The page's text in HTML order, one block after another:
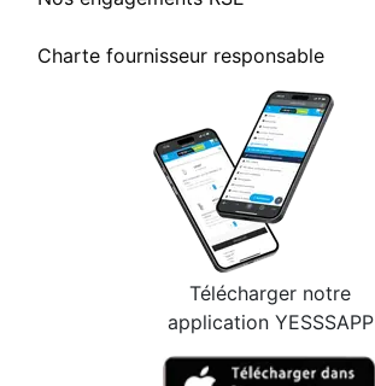
Charte fournisseur responsable
Télécharger notre
application YESSSAPP